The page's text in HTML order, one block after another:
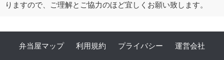
りますので、ご理解とご協力のほど宜しくお願い致します。
弁当屋マップ 利用規約 プライバシー 運営会社